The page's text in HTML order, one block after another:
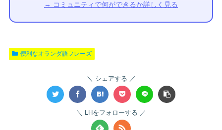
→ コミュニティで何ができるか詳しく見る
便利なオランダ語フレーズ
シェアする
LHをフォローする